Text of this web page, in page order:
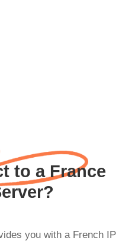
to a France
you with a French IP